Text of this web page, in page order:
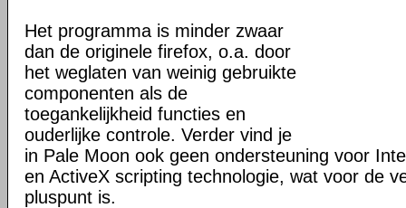
Het programma is minder zwaar
dan de originele firefox, o.a. door
het weglaten van weinig gebruikte
componenten als de
toegankelijkheid functies en
ouderlijke controle. Verder vind je
in Pale Moon ook geen ondersteuning voor
en ActiveX scripting technologie, wat voor de
pluspunt is.